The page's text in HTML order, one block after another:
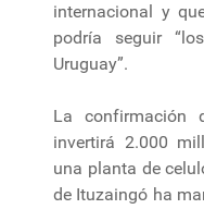
internacional y
podría seguir
Uruguay”.
La confirmación
invertirá 2.000
una planta de
de Ituzaingó ha